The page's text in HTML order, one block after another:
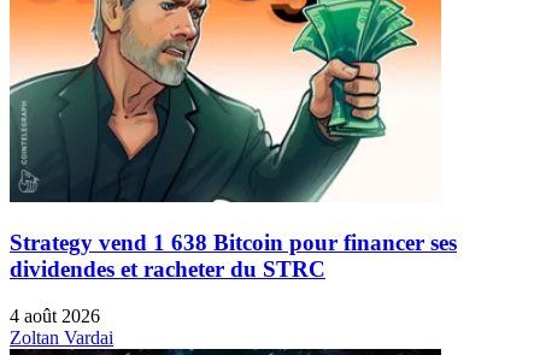
Strategy vend 1 638 Bitcoin pour financer ses
dividendes et racheter du STRC
4 août 2026
Zoltan Vardai